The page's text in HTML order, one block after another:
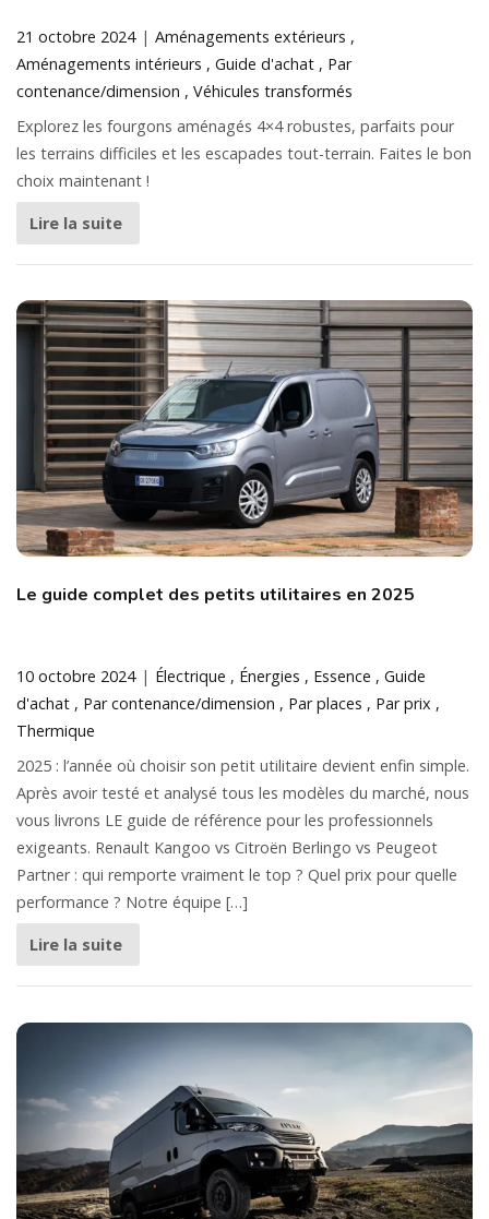
21 octobre 2024
Aménagements extérieurs
Aménagements intérieurs
Guide d'achat
Par
contenance/dimension
Véhicules transformés
Explorez les fourgons aménagés 4×4 robustes, parfaits pour
les terrains difficiles et les escapades tout-terrain. Faites le bon
choix maintenant !
Lire la suite
Le guide complet des petits utilitaires en 2025
10 octobre 2024 Électrique Énergies Essence
Guide
d'achat
Par contenance/dimension Par places
Par prix
Thermique
2025 : l’année où choisir son petit utilitaire devient enfin simple.
Après avoir testé et analysé tous les modèles du marché, nous
vous livrons LE guide de référence pour les professionnels
exigeants. Renault Kangoo vs Citroën Berlingo vs Peugeot
Partner : qui remporte vraiment le top ? Quel prix pour quelle
performance ? Notre équipe […]
Lire la suite